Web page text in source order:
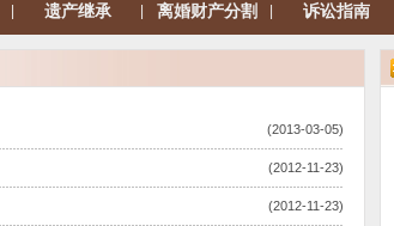
遗产继承 离婚财产分割 诉讼指南
(2013-03-05)
(2012-11-23)
(2012-11-23)